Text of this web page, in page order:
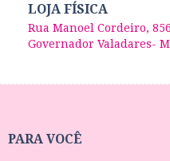
LOJA FÍSICA
Rua Manoel Cordeiro,
Governador Valadares-
PARA VOCÊ